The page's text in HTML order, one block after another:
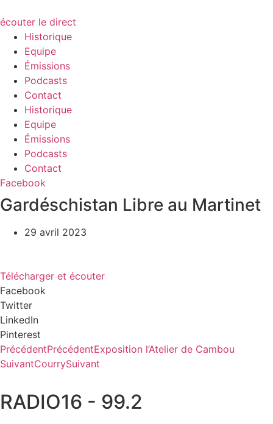
écouter le direct
Historique
Equipe
Émissions
Podcasts
Contact
Historique
Equipe
Émissions
Podcasts
Contact
Facebook
Gardéschistan Libre au Martinet
29 avril 2023
Télécharger et écouter
Facebook
Twitter
LinkedIn
Pinterest
PrécédentPrécédentExposition l’Atelier de Cambou
SuivantCourrySuivant
RADIO16 - 99.2